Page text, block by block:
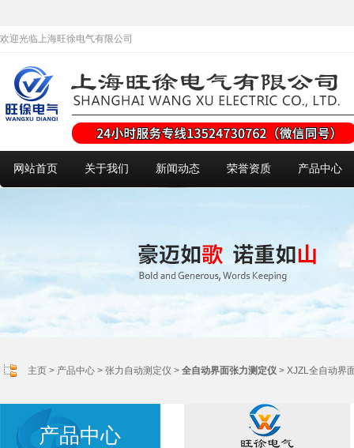
欢迎光临上海旺徐电气有限公司
网站首页 关于我们 新闻动态 荣誉资质 产品中心
主页 > 产品中心 > 张力自动测定仪 > 全自动界面张力测定仪 > XJZL全自动界
产品中心